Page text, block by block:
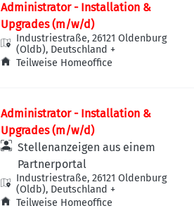
Administrator - Installation &
Upgrades (m/w/d)
Industriestraße, 26121 Oldenburg
(Oldb), Deutschland +
Teilweise Homeoffice
Administrator - Installation &
Upgrades (m/w/d)
Stellenanzeigen aus einem
Partnerportal
Industriestraße, 26121 Oldenburg
(Oldb), Deutschland +
Teilweise Homeoffice